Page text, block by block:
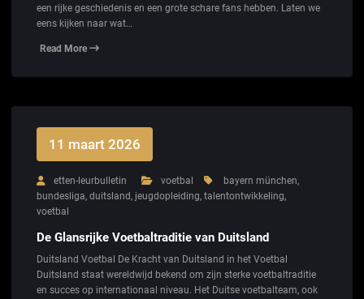
een rijke geschiedenis en een grote schare fans hebben. Laten we
eens kijken naar wat…
Read More
11 maart 2026
etten-leurbulletin voetbal bayern münchen,
bundesliga, duitsland, jeugdopleiding, talentontwikkeling,
voetbal
De Glansrijke Voetbaltraditie van Duitsland
Duitsland Voetbal De Kracht van Duitsland in het Voetbal
Duitsland staat wereldwijd bekend om zijn sterke voetbaltraditie
en succes op internationaal niveau. Het Duitse voetbalteam, ook